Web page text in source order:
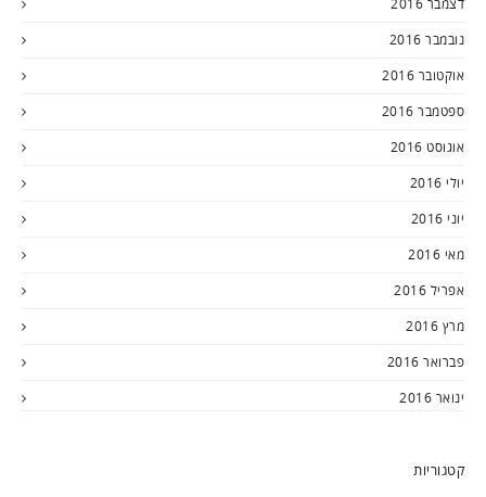
נובמבר 2016
אוקטובר 2016
ספטמבר 2016
אוגוסט 2016
יולי 2016
יוני 2016
מאי 2016
אפריל 2016
מרץ 2016
פברואר 2016
ינואר 2016
קטגוריות